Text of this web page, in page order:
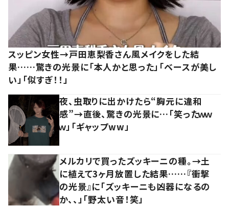
スッピン女性→戸田恵梨香さん風メイクをした結
果……驚きの光景に「本人かと思った」「ベースが美し
い」「似すぎ！！」
夜、虫取りに出かけたら“胸元に違和
感”→直後、驚きの光景に…「笑ったｗｗ
ｗ」「ギャップww」
メルカリで買ったズッキーニの種。→土
に植えて3ヶ月放置した結果……『衝撃
の光景』に「ズッキーニも凶器になるの
か、、」「野太い音！笑」